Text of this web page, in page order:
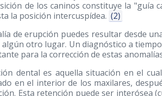
de los caninos constituye la "guía
la posición intercuspídea. (2)
de erupción puedes resultar desde
algún otro lugar. Un diagnóstico a
para la corrección de estas
dental es aquella situación en el
en el interior de los maxilares,
Esta retención puede ser interósea